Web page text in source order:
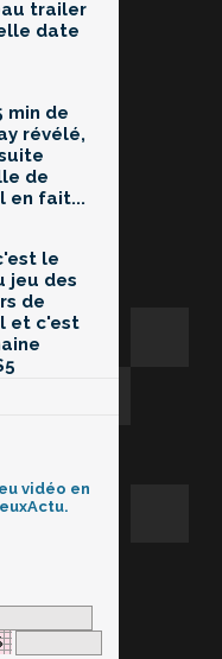
trailer
date
min de
révélé,
de
en fait...
le
jeu des
de
et c'est
vidéo en